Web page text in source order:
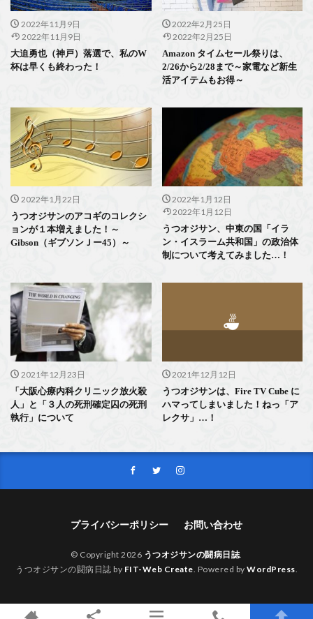
2022年11月9日
2022年11月9日
大迫勇也（神戸）落選で、私のW
杯は早くも終わった！
2022年2月25日
2022年2月25日
Amazon タイムセール祭りは、
2/26から2/28まで～家電など新生
活アイテムもお得～
2022年1月22日
うつオジサンのアコギのコレクシ
ョンが１本増えました！～
Gibson（ギブソンＪー45）～
2022年1月12日
2022年1月12日
うつオジサン、中東の国「イラ
ン・イスラーム共和国」の政治体
制について考えてみました…！
2021年12月23日
「大阪心療内科クリニック放火殺
人」と「３人の死刑確定囚の死刑
執行」について
2021年12月12日
うつオジサンは、Fire TV Cube に
ハマってしまいました！ねっ「ア
レクサ」…！
プライバシーポリシー お問い合わせ
© Copyright 2026 うつオジサンの闘病日誌.
うつオジサンの闘病日誌 by FIT-Web Create. Powered by WordPress.